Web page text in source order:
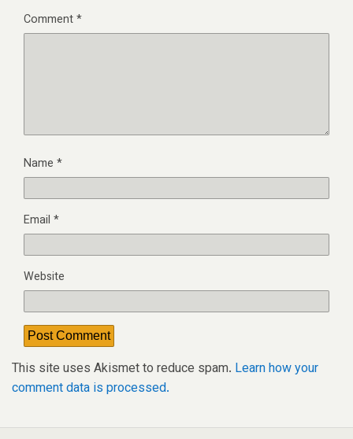
Comment*
Name *
Email *
Website
This site uses Akismet to reduce spam. Learn how your
comment data is processed.